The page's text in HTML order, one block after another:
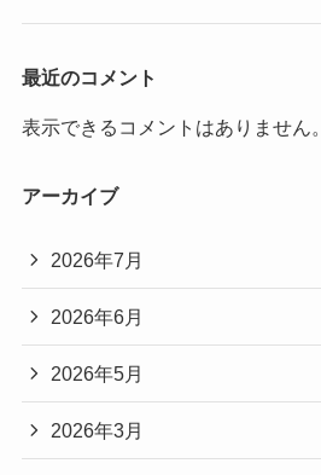
最近のコメント
表示できるコメントはありません。
アーカイブ
2026年7月
2026年6月
2026年5月
2026年3月